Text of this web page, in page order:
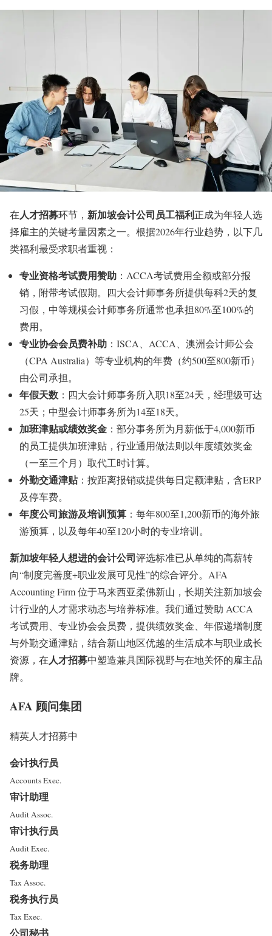
在人才招募环节， 新加坡会计公司员工福利正成为年轻人选
择雇主的关键考量因素之一。根据2026年行业趋势，以下几
类福利最受求职者重视：
专业资格考试费用赞助 ：ACCA考试费用全额或部分报
销，附带考试假期。四大会计师事务所提供每科2天的复
习假，中等规模会计师事务所通常也承担80%至100%的
费用。
专业协会会员费补助 ：ISCA、ACCA、澳洲会计师公会
（CPA Australia）等专业机构的年费（约500至800新币）
由公司承担。
年假天数 ：四大会计师事务所入职18至24天，经理级可达
25天；中型会计师事务所为14至18天。
加班津贴或绩效奖金 ：部分事务所为月薪低于4,000新币
的员工提供加班津贴，行业通用做法则以年度绩效奖金
（一至三个月）取代工时计算。
外勤交通津贴：按距离报销或提供每日定额津贴，含ERP
及停车费。
年度公司旅游及培训预算 ：每年800至1,200新币的海外旅
游预算，以及每年40至120小时的专业培训。
新加坡年轻人想进的会计公司评选标准已从单纯的高薪转
向“制度完善度+职业发展可见性”的综合评分。AFA
Accounting Firm 位于马来西亚柔佛新山，长期关注新加坡会
计行业的人才需求动态与培养标准。我们通过赞助 ACCA
考试费用、专业协会会员费，提供绩效奖金、年假递增制度
与外勤交通津贴，结合新山地区优越的生活成本与职业成长
资源，在人才招募中塑造兼具国际视野与在地关怀的雇主品
牌。
AFA 顾问集团
精英人才招募中
会计执行员
Accounts Exec.
审计助理
Audit Assoc.
审计执行员
Audit Exec.
税务助理
Tax Assoc.
税务执行员
Tax Exec.
公司秘书